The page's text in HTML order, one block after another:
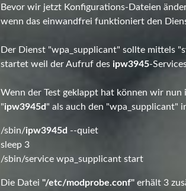
Bevor wir jetzt Konfigurations-Dateien
wenn das einwandfrei funktioniert den
Der Dienst "wpa_supplicant" sollte mittels
startet weil der Aufruf des ipw3945-
Wenn der Test geklappt hat können wir
"ipw3945d " als auch den "wpa_supplicant"
/sbin/ipw3945d --quiet
sleep 3
/sbin/service wpa_supplicant start
Die Datei"/etc/modprobe.conf" erhält 3